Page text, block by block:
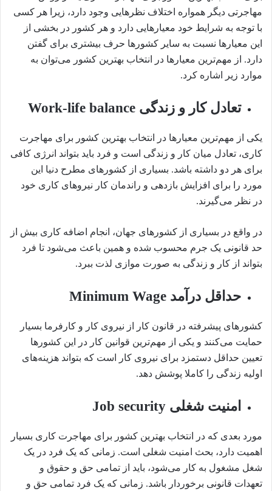
مهاجرتی دیگر همواره اختلاف نظرهایی وجود دارد، زیرا هر کسی
با توجه به شرایط خود معیارهایی دارد و هر کشور در بخشی از
این معیارها نسبت به سایر کشورها حرف بیشتری برای گفتن
دارد. از مهم‌ترین معیارها در انتخاب بهترین کشور می‌توان به
موارد زیر اشاره کرد.
تعادل کار و زندگی Work-life balance
یکی از مهم‌ترین معیارها در انتخاب بهترین کشور برای مهاجرت
کاری، تعادل میان کار و زندگی است و فرد باید بتواند انرژی کافی
برای هر دو داشته باشد. بسیاری از کشورهای مطرح دنیا این
مورد را برای افزایش بازدهی و راندمان کار نیروهای کاری خود
در نظر می‌گیرند.
در واقع در بسیاری از کشورهای جهان، انجام اضافه کاری بیش از
حد قانونی یک جرم محسوب شده و همین باعث می‌شود تا فرد
بتواند از کار و زندگی به صورت موازی لذت ببرد.
حداقل درآمد Minimum Wage
کشورهای پیشرفته در قانون کار از نیروی کار و کارفرما بسیار
حمایت می‌کنند و یکی از مهم‌ترین قوانین کار در این کشورها
تعیین حداقل دستمزد برای نیروی کار است که بتواند هزینه‌های
اولیه زندگی را کاملا پوشش دهد.
امنیت شغلی Job security
مورد بعدی که در انتخاب بهترین کشور برای مهاجرت کاری بسیار
اهمیت دارد،‌ بحث امنیت شغلی است. زمانی که یک فرد در یک
شغل مشغول به کار می‌شود، باید از تمامی حق و حقوق و
تعهدات قانونی برخوردار باشد. زمانی که یک فرد تمامی حق و